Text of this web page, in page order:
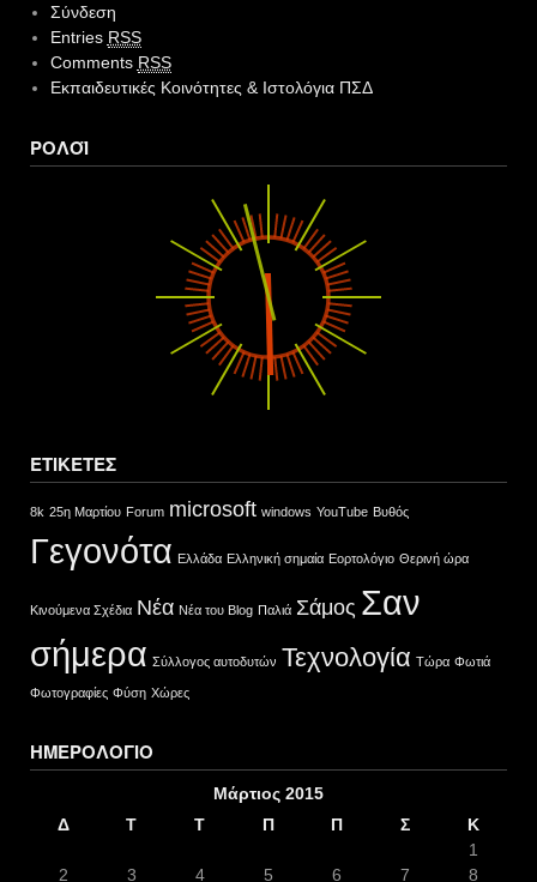
Σύνδεση
Entries RSS
Comments RSS
Εκπαιδευτικές Κοινότητες & Ιστολόγια ΠΣΔ
ΡΟΛΌΙ
ΕΤΙΚΈΤΕΣ
8k 25η Μαρτίου Forum microsoft windows YouTube Βυθός
Γεγονότα Ελλάδα Ελληνική σημαία Εορτολόγιο Θερινή ώρα
Κινούμενα Σχέδια Νέα Νέα του Blog Παλιά Σάμος Σαν
σήμερα Σύλλογος αυτοδυτών Τεχνολογία Τώρα Φωτιά
Φωτογραφίες Φύση Χώρες
ΗΜΕΡΟΛΌΓΙΟ
Μάρτιος 2015
Δ
Τ Τ Π Π Σ
Κ
1
2
3 4 5 6 7 8